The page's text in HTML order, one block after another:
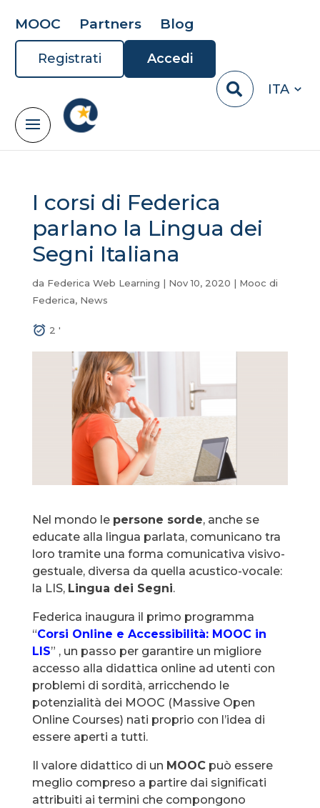
MOOC Partners Blog
Registrati
Accedi
ITA
I corsi di Federica
parlano la Lingua dei
Segni Italiana
da Federica Web Learning | Nov 10, 2020 | Mooc di
Federica, News
2 '
Nel mondo le persone sorde, anche se
educate alla lingua parlata, comunicano tra
loro tramite una forma comunicativa visivo-
gestuale, diversa da quella acustico-vocale:
la LIS, Lingua dei Segni.
Federica inaugura il primo programma
“Corsi Online e Accessibilità: MOOC in
LIS” , un passo per garantire un migliore
accesso alla didattica online ad utenti con
problemi di sordità, arricchendo le
potenzialità dei MOOC (Massive Open
Online Courses) nati proprio con l’idea di
essere aperti a tutti.
Il valore didattico di un MOOCpuò essere
meglio compreso a partire dai significati
attribuiti ai termini che compongono